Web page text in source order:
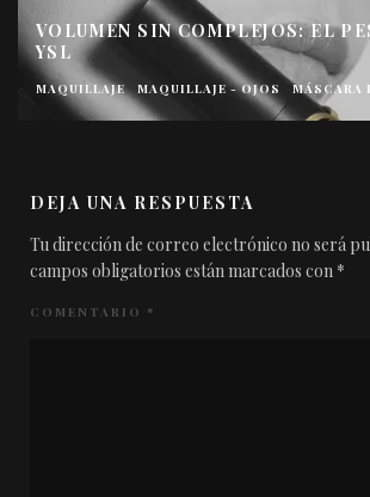
VOLUMEN SIN COMPLEJOS: EL
YSL
MAQUILLAJE MAQUILLAJE - OJOS MÁSCARA
DEJA UNA RESPUESTA
Tu dirección de correo electrónico no será
campos obligatorios están marcados con *
COMENTARIO *